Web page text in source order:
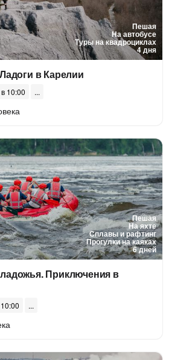
Пешая
На автобусе
Туры на квадроциклах
4 дня
в Карелии
10:00
Пешая
На яхте
Сплавы и рафтинг
Прогулки на каяках
6 дней
Приключения в
10:00